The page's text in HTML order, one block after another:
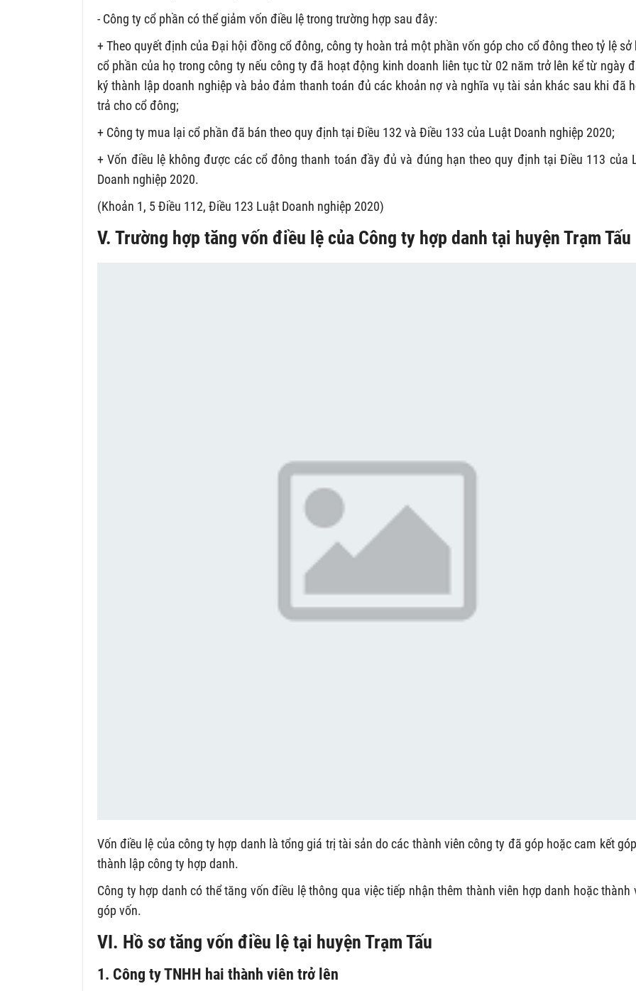
- Công ty cổ phần có thể giảm vốn điều lệ trong trường hợp sau đây:
+ Theo quyết định của Đại hội đồng cổ đông, công ty hoàn trả một phần vốn góp cho cổ đông theo tỷ lệ sở
cổ phần của họ trong công ty nếu công ty đã hoạt động kinh doanh liên tục từ 02 năm trở lên kể từ ngày
ký thành lập doanh nghiệp và bảo đảm thanh toán đủ các khoản nợ và nghĩa vụ tài sản khác sau khi đã
trả cho cổ đông;
+ Công ty mua lại cổ phần đã bán theo quy định tại Điều 132 và Điều 133 của Luật Doanh nghiệp 2020;
+ Vốn điều lệ không được các cổ đông thanh toán đầy đủ và đúng hạn theo quy định tại Điều 113 của
Doanh nghiệp 2020.
(Khoản 1, 5 Điều 112, Điều 123 Luật Doanh nghiệp 2020)
V. Trường hợp tăng vốn điều lệ của Công ty hợp danh tại huyện Trạm Tấu
Vốn điều lệ của công ty hợp danh là tổng giá trị tài sản do các thành viên công ty đã góp hoặc cam kết
thành lập công ty hợp danh.
Công ty hợp danh có thể tăng vốn điều lệ thông qua việc tiếp nhận thêm thành viên hợp danh hoặc thành
góp vốn.
VI. Hồ sơ tăng vốn điều lệ tại huyện Trạm Tấu
1. Công ty TNHH hai thành viên trở lên